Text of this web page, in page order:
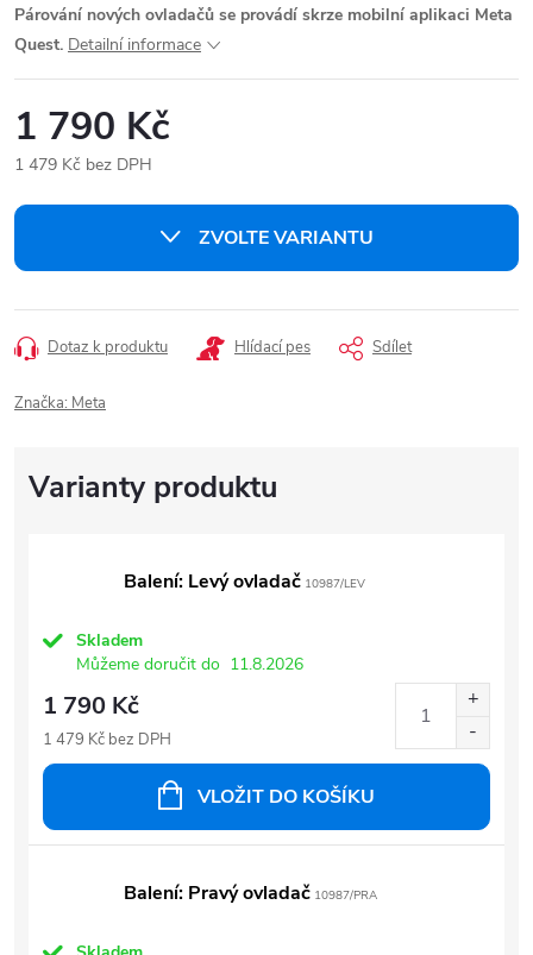
Párování nových ovladačů se provádí skrze mobilní aplikaci Meta
Quest. Detailní informace
1 790 Kč
1 479 Kč bez DPH
cena:
ZVOLTE VARIANTU
Dotaz k produktu Hlídací pes Sdílet
Značka: Meta
Balení: Levý ovladač 10987/LEV
Skladem
Můžeme doručit do 11.8.2026
1 790 Kč
1 479 Kč bez DPH
VLOŽIT DO KOŠÍKU
Balení: Pravý ovladač 10987/PRA